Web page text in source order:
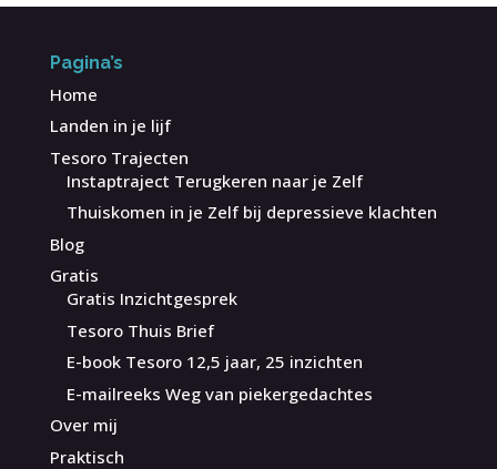
Pagina’s
Home
Landen in je lijf
Tesoro Trajecten
Instaptraject Terugkeren naar je Zelf
Thuiskomen in je Zelf bij depressieve klachten
Blog
Gratis
Gratis Inzichtgesprek
Tesoro Thuis Brief
E-book Tesoro 12,5 jaar, 25 inzichten
E-mailreeks Weg van piekergedachtes
Over mij
Praktisch